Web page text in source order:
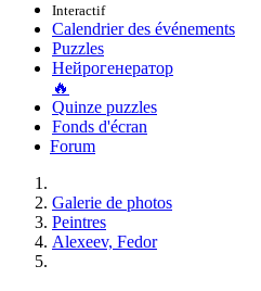
Interactif
Calendrier des événements
Puzzles
Нейрогенератор
🔥
Quinze puzzles
Fonds d'écran
Forum
Galerie de photos
Peintres
Alexeev, Fedor